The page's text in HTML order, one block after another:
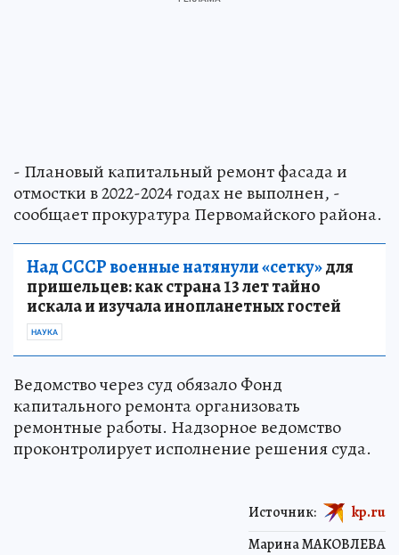
- Плановый капитальный ремонт фасада и
отмостки в 2022-2024 годах не выполнен, -
сообщает прокуратура Первомайского района.
Над СССР военные натянули «сетку»для
пришельцев: как страна 13 лет тайно
искала и изучала инопланетных гостей
НАУКА
Ведомство через суд обязало Фонд
капитального ремонта организовать
ремонтные работы. Надзорное ведомство
проконтролирует исполнение решения суда.
Марина МАКОВЛЕВА
Источник: kp.ru